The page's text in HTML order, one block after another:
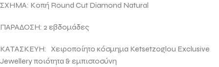
ΣΧΗΜΑ: Κοπή Round Cut Diamοnd Natural
ΠΑΡΑΔΟΣΗ: 2 εβδομάδες
ΚΑΤΑΣΚΕΥΗ: Χειροποίητο κόσμημα Ketsetzoglou Exclusive
Jewellery ποιότητα & εμπιστοσύνη